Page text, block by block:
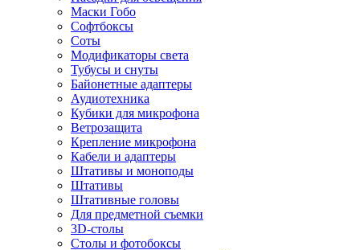
Маски Гобо
Софтбоксы
Соты
Модификаторы света
Тубусы и снуты
Байонетные адаптеры
Аудиотехника
Кубики для микрофона
Ветрозащита
Крепление микрофона
Кабели и адаптеры
Штативы и моноподы
Штативы
Штативные головы
Для предметной съемки
3D-столы
Столы и фотобоксы